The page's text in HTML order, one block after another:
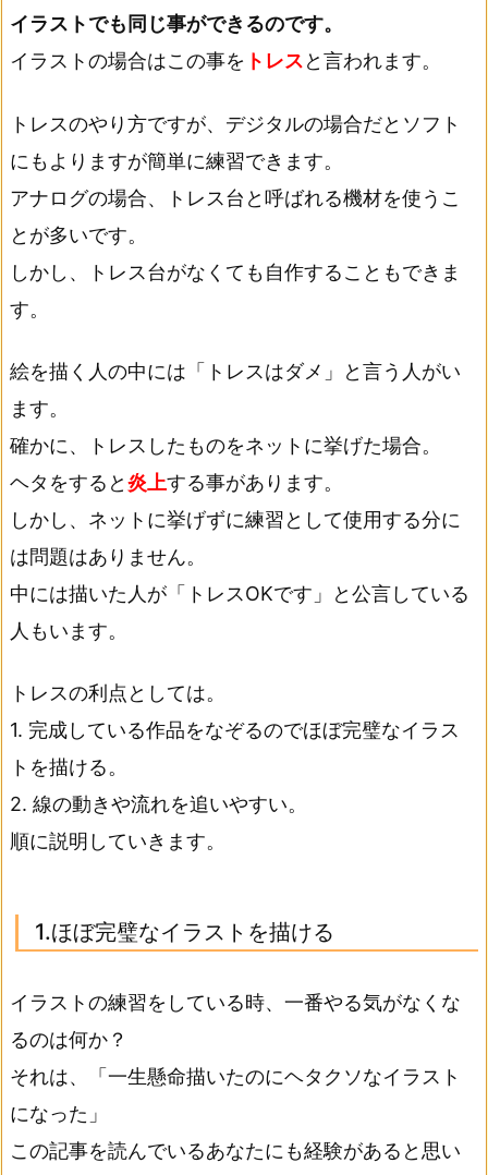
イラストでも同じ事ができるのです。
イラストの場合はこの事を トレスと言われます。
トレスのやり方ですが、デジタルの場合だとソフト
にもよりますが簡単に練習できます。
アナログの場合、トレス台と呼ばれる機材を使うこ
とが多いです。
しかし、トレス台がなくても自作することもできま
す。
絵を描く人の中には「トレスはダメ」と言う人がい
ます。
確かに、トレスしたものをネットに挙げた場合。
ヘタをすると炎上する事があります。
しかし、ネットに挙げずに練習として使用する分に
は問題はありません。
中には描いた人が「トレスOKです」と公言している
人もいます。
トレスの利点としては。
1. 完成している作品をなぞるのでほぼ完璧なイラス
トを描ける。
2. 線の動きや流れを追いやすい。
順に説明していきます。
1.ほぼ完璧なイラストを描ける
イラストの練習をしている時、一番やる気がなくな
るのは何か？
それは、「一生懸命描いたのにヘタクソなイラスト
になった」
この記事を読んでいるあなたにも経験があると思い